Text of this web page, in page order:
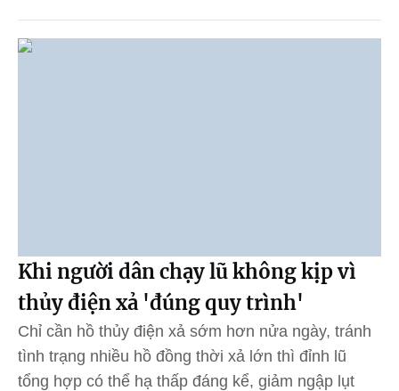
Khi người dân chạy lũ không kịp vì
thủy điện xả 'đúng quy trình'
Chỉ cần hồ thủy điện xả sớm hơn nửa ngày, tránh
tình trạng nhiều hồ đồng thời xả lớn thì đỉnh lũ
tổng hợp có thể hạ thấp đáng kể, giảm ngập lụt